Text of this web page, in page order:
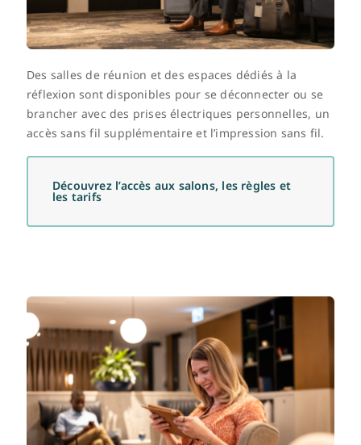
Des salles de réunion et des espaces dédiés à la
réflexion sont disponibles pour se déconnecter ou se
brancher avec des prises électriques personnelles, un
accès sans fil supplémentaire et l’impression sans fil.
Découvrez l’accès aux salons, les règles et
les tarifs